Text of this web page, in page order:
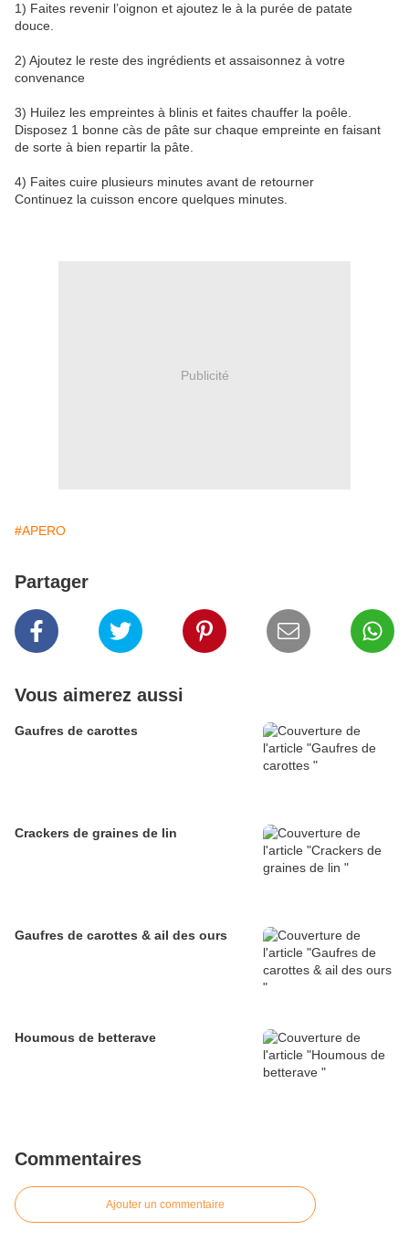
1) Faites revenir l’oignon et ajoutez le à la purée de patate
douce.
2) Ajoutez le reste des ingrédients et assaisonnez à votre
convenance
3) Huilez les empreintes à blinis et faites chauffer la poêle.
Disposez 1 bonne càs de pâte sur chaque empreinte en faisant
de sorte à bien repartir la pâte.
4) Faites cuire plusieurs minutes avant de retourner
Continuez la cuisson encore quelques minutes.
Publicité
#APERO
Partager
Vous aimerez aussi
Gaufres de carottes
Crackers de graines de lin
Gaufres de carottes & ail des ours
Houmous de betterave
Commentaires
Ajouter un commentaire